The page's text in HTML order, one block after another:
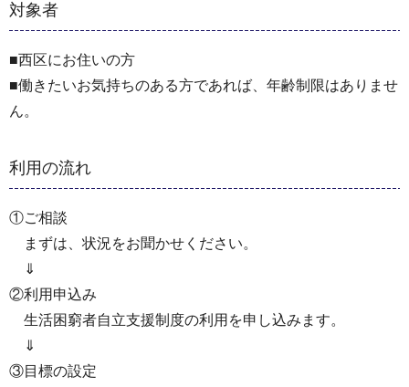
対象者
■西区にお住いの方
■働きたいお気持ちのある方であれば、年齢制限はありませ
ん。
利用の流れ
①ご相談
まずは、状況をお聞かせください。
⇓
②利用申込み
生活困窮者自立支援制度の利用を申し込みます。
⇓
③目標の設定